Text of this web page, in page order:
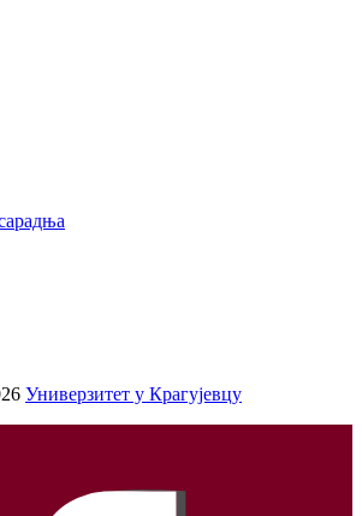
Универзитет у Крагујевцу